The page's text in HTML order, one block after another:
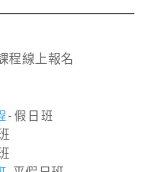
程線上報名
-假日班